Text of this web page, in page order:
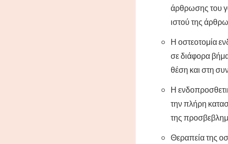
άρθρωσης του
ιστού της
Η οστεοτομία
σε διάφορα
θέση και στη
Η
την πλήρη
της
Θεραπεία της